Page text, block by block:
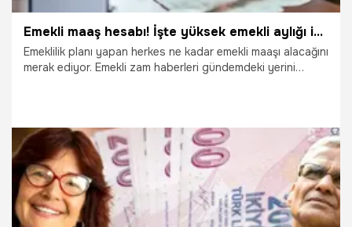
Emekli maaş hesabı! İşte yüksek emekli aylığı için yapılması gerekenler
Emeklilik planı yapan herkes ne kadar emekli maaşı alacağını
merak ediyor. Emekli zam haberleri gündemdeki yerini
maaş alırım?' sorusu ise Sosyal Güvenlik Kurumu
tarafından yanıtlanıyor.
23.11.2023 Ekonomi